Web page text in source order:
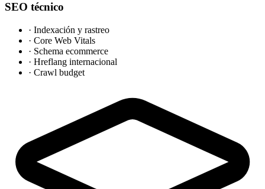
SEO técnico
· Indexación y rastreo
· Core Web Vitals
· Schema ecommerce
· Hreflang internacional
· Crawl budget